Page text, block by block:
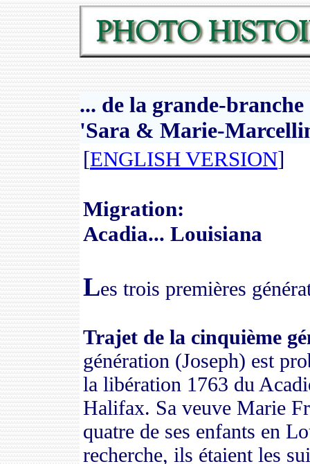
... de la grande-branche
'Sara & Marie-
[ENGLISH VERSION]
Migration:
Acadia... Louisiana
Les trois premières
Trajet de la cinquième
génération (Joseph) est
la libération 1763 du
Halifax. Sa veuve Marie
quatre de ses enfants en
recherche, ils étaient les